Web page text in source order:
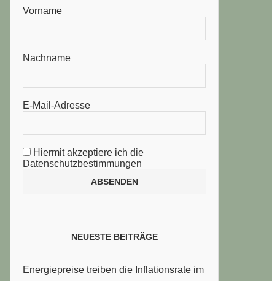
Vorname
Nachname
E-Mail-Adresse
Hiermit akzeptiere ich die
Datenschutzbestimmungen
NEUESTE BEITRÄGE
Energiepreise treiben die Inflationsrate im